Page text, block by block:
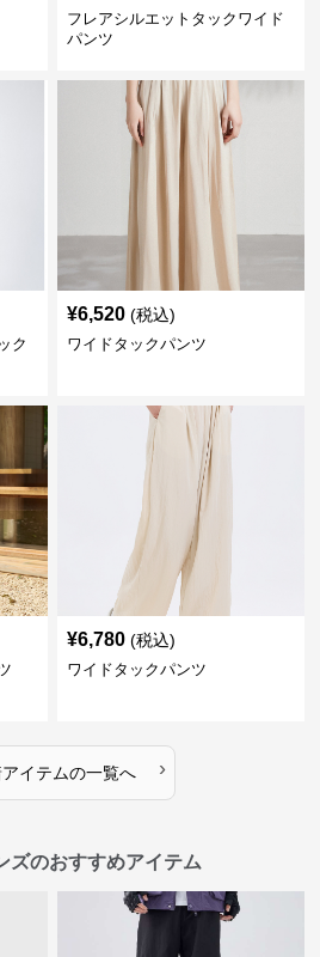
フレアシルエットタックワイド
パンツ
ク
¥6,520 (税込)
ワイドタックパンツ
¥6,780 (税込)
ワイドタックパンツ
イテムの一覧へ ›
ズのおすすめアイテム